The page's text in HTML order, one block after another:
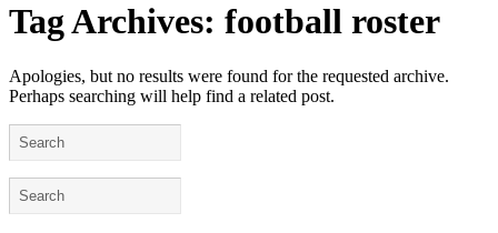
Tag Archives: football roster
Apologies, but no results were found for the requested archive.
Perhaps searching will help find a related post.